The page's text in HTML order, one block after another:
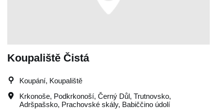
Koupaliště Čistá
Koupání, Koupaliště
Krkonoše, Podkrkonoší, Černý Důl, Trutnovsko,
Adršpašsko, Prachovské skály, Babiččino údolí